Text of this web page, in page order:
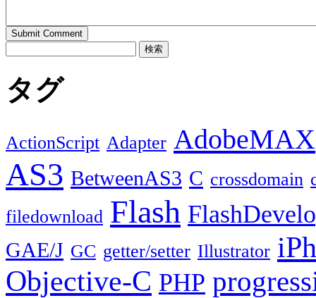
タグ
ActionScript Adapter AdobeMAX
AS3 BetweenAS3 C crossdomain
filedownload Flash
GAE/J GC getter/setter Illustrator
Objective-C PHP